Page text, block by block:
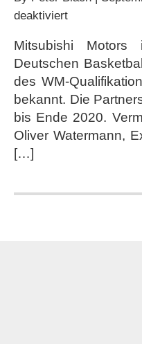
deaktiviertfür
wurde
neuer
des
DBB
Mitsubishi Motors
Deutschen
des WM-
bekannt. Die
bis Ende 2020.
Oliver Watermann,
[…]